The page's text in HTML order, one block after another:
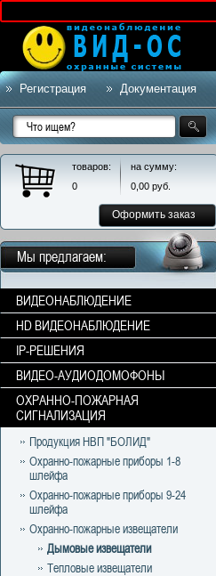
Регистрация Документация
товаров:
0
на сумму:
0,00 руб.
Оформить заказ
Мы предлагаем:
ВИДЕОНАБЛЮДЕНИЕ
HD ВИДЕОНАБЛЮДЕНИЕ
IP-РЕШЕНИЯ
ВИДЕО-АУДИОДОМОФОНЫ
ОХРАННО-ПОЖАРНАЯ
СИГНАЛИЗАЦИЯ
Продукция НВП "БОЛИД"
Охранно-пожарные приборы 1-8
шлейфа
Охранно-пожарные приборы 9-24
шлейфа
Охранно-пожарные извещатели
Дымовые извещатели
Тепловые извещатели